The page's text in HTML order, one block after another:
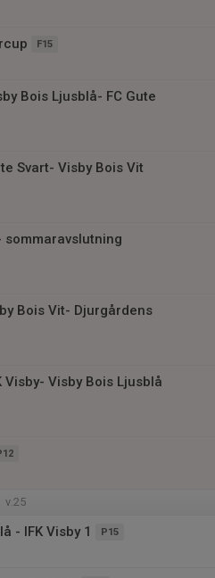
F15
Bois Ljusblå- FC Gute
Svart- Visby Bois Vit
sommaravslutning
Bois Vit- Djurgårdens
Visby- Visby Bois Ljusblå
v.25
- IFK Visby 1 P15